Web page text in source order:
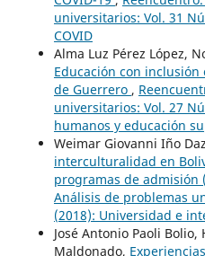
universitarios: Vol. 31
COVID
Alma Luz Pérez López,
Educación con
de Guerrero ,
universitarios: Vol. 27
humanos y educación
Weimar Giovanni Iño
interculturalidad en
programas de admisión
Análisis de problemas
(2018): Universidad e
José Antonio Paoli Bolio,
Maldonado,